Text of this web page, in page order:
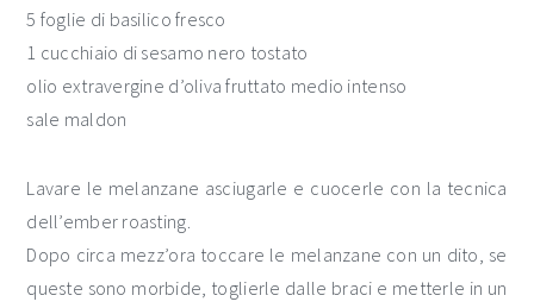
5 foglie di basilico fresco
1 cucchiaio di sesamo nero tostato
olio extravergine d’oliva fruttato medio intenso
sale maldon
Lavare le melanzane asciugarle e cuocerle con la tecnica
dell’ember roasting.
Dopo circa mezz’ora toccare le melanzane con un dito, se
queste sono morbide, toglierle dalle braci e metterle in un